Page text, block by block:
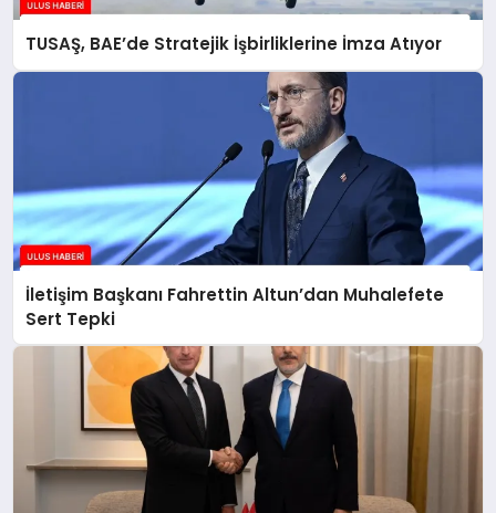
TUSAŞ, BAE’de Stratejik İşbirliklerine İmza Atıyor
İletişim Başkanı Fahrettin Altun’dan Muhalefete
Sert Tepki